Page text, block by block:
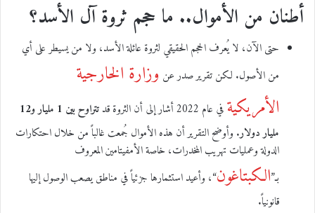
أطنان من الأموال.. ما حجم ثروة آل الأسد؟
حتى الآن، لا يُعرف الحجم الحقيقي لثروة عائلة الأسد، ولا من يسيطر على أي
من الأصول. لكن تقرير صدر عن وزارة الخارجية
الأمريكيةفي عام 2022 أشار إلى أن الثروة قد
تتراوح بين 1 مليار و12
مليار دولار. وأوضح التقرير أن هذه الأموال جُمعت غالباً من خلال احتكارات
الدولة وعمليات تهريب المخدرات، خاصة الأمفيتامين المعروف
بـ”الكبتاغون“، وأعيد استثمارها جزئياً في مناطق يصعب الوصول إليها
قانونياً.